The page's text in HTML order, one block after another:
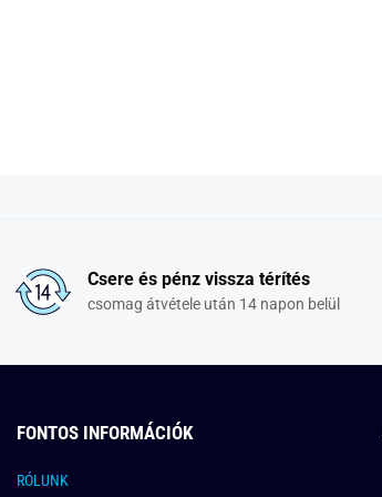
Csere és pénz vissza térítés
csomag átvétele után 14 napon belül
FONTOS INFORMÁCIÓK
RÓLUNK